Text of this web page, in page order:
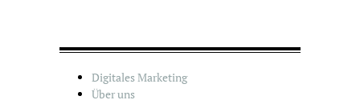
Digitales Marketing
Über uns